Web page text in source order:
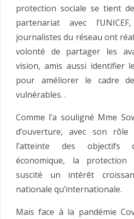
protection sociale se tient
partenariat avec
journalistes du réseau ont
volonté de partager les
vision, amis aussi identifier
pour améliorer le cadre
vulnérables. .
Comme l’a souligné Mme
d’ouverture, avec son
l’atteinte des objectifs
économique, la
suscité un intérêt
nationale qu’internationale.
Mais face à la pandémie